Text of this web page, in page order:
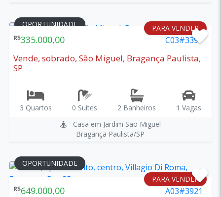
OPORTUNIDADE PARA VENDER
R$335.000,00 C03#3391
Vende, sobrado, São Miguel, Bragança Paulista,
SP
3 Quartos 0 Suítes 2 Banheiros
1 Vagas
Casa em Jardim São Miguel
Bragança Paulista/SP
OPORTUNIDADE
PARA VENDER
R$649.000,00 A03#3921